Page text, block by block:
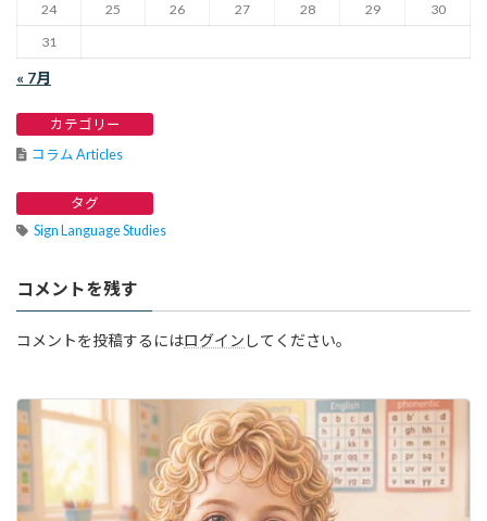
24
25 26 27 28 29
30
31
« 7月
カテゴリー
コラム Articles
タグ
Sign Language Studies
コメントを残す
コメントを投稿するにはログイン してください。